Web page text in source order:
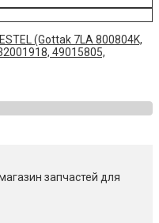
(Gottak 7LA 800804K,
49015805,
запчастей для